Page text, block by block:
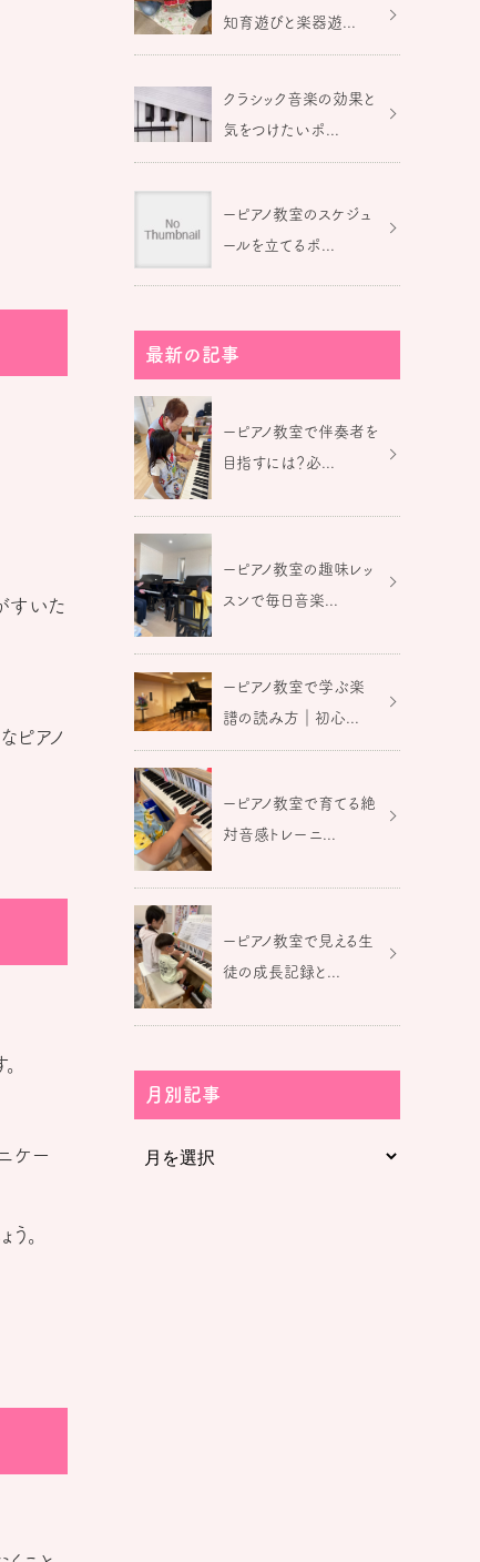
すいた
ピアノ
ケー
。
知育遊びと楽器遊...
クラシック音楽の効果と
気をつけたいポ...
ーピアノ教室のスケジュ
ールを立てるポ...
最新の記事
ーピアノ教室で伴奏者を
目指すには？必...
ーピアノ教室の趣味レッ
スンで毎日音楽...
ーピアノ教室で学ぶ楽
譜の読み方｜初心...
ーピアノ教室で育てる絶
対音感トレーニ...
ーピアノ教室で見える生
徒の成長記録と...
月別記事